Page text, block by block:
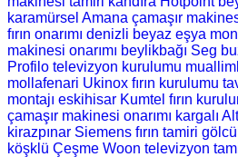
karamürsel Amana çamaşır
fırın onarımı denizli beyaz eşya
makinesi onarımı beylikbağı Seg
Profilo televizyon kurulumu
mollafenari Ukinox fırın kurulumu
montajı eskihisar Kumtel fırın
çamaşır makinesi onarımı kargalı
kirazpınar Siemens fırın tamiri
köşklü Çeşme Woon televizyon